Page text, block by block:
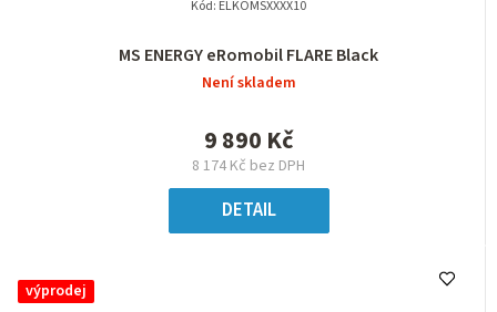
MS ENERGY eRomobil FLARE Black
Není skladem
8 174 Kč bez DPH
9 890 Kč
DETAIL
Kód: ELKOMSXXXX10
výprodej